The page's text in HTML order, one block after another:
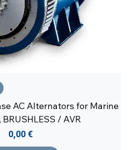
AC Alternators for Marine
/ AVR
Prix
0,00 €